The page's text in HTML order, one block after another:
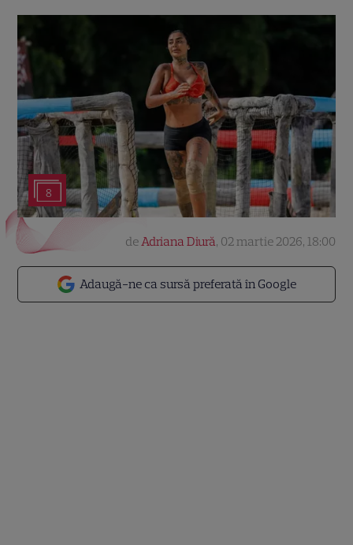
8
Adaugă-ne ca sursă preferată în Google
deAdriana Diură, 02 martie 2026, 18:00